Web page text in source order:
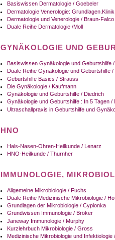
Basiswissen Dermatologie / Goebeler
Dermatologie Venerologie:
Dermatologie und Venerologie / Braun-Falco
Duale Reihe Dermatologie /Moll
GYNÄKOLOGIE UND
Basiswissen Gynäkologie und Geburtshilfe
Duale Reihe Gynäkologie und Geburtshilfe
Geburtshilfe Basics / Strauss
Die Gynäkologie / Kaufmann
Gynäkologie und Geburtshilfe / Diedrich
Gynäkologie und Geburtshilfe : In 5 Tagen /
Ultraschallpraxis in Geburtshilfe und
HNO
Hals-Nasen-Ohren-Heilkunde / Lenarz
HNO-Heilkunde / Thurnher
IMMUNOLOGIE,
Allgemeine Mikrobiologie / Fuchs
Duale Reihe Medizinische Mikrobiologie /
Grundlagen der Mikrobiologie / Cypionka
Grundwissen Immunologie / Bröker
Janeway Immunologie / Murphy
Kurzlehrbuch Mikrobiologie / Gross
Medizinische Mikrobiologie und Infektiologie